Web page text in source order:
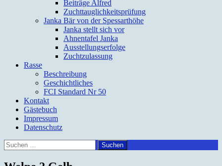
Beiträge Alfred
Zuchttauglichkeitsprüfung
Janka Bär von der Spessarthöhe
Janka stellt sich vor
Ahnentafel Janka
Ausstellungserfolge
Zuchtzulassung
Rasse
Beschreibung
Geschichtliches
FCI Standard Nr 50
Kontakt
Gästebuch
Impressum
Datenschutz
Suchen
nach: